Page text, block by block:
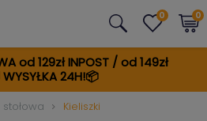
od 129zł INPOST / od 149zł
WYSYŁKA 24H!📦
0 0
Kieliszki